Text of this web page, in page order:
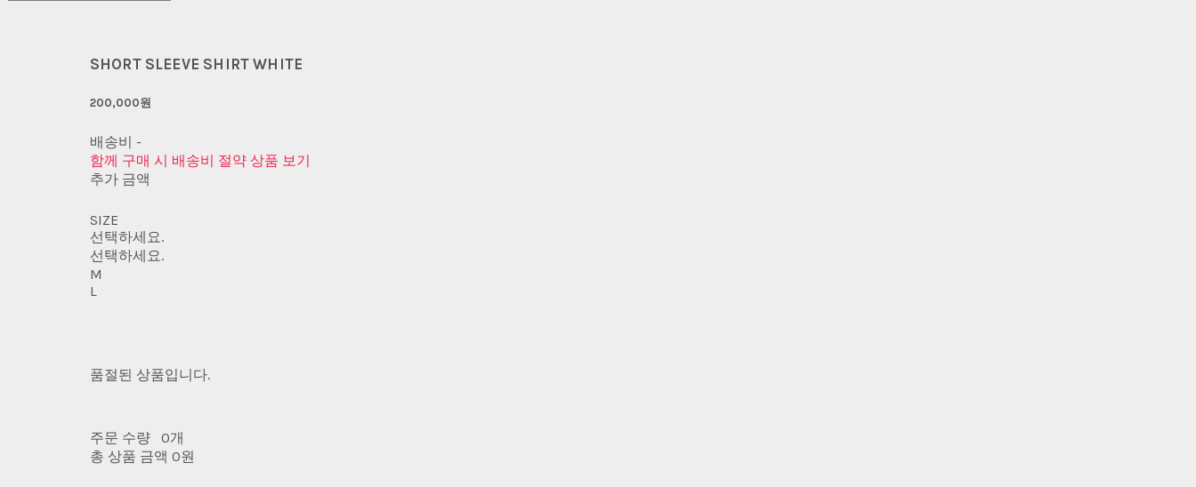
SHORT SLEEVE SHIRT WHITE
200,000원
배송비 -
함께 구매 시 배송비 절약 상품 보기
추가 금액
SIZE
선택하세요.
선택하세요.
M
L
품절된 상품입니다.
주문 수량
0개
총 상품 금액 0원